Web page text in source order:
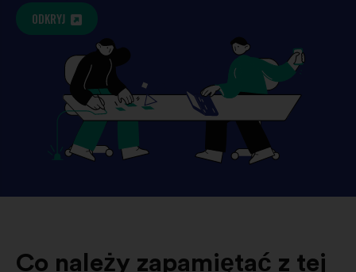
ODKRYJ
Co należy zapamiętać z tej